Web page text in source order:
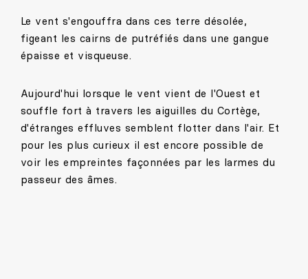
Le vent s'engouffra dans ces terre désolée,
figeant les cairns de putréfiés dans une gangue
épaisse et visqueuse.
Aujourd'hui lorsque le vent vient de l'Ouest et
souffle fort à travers les aiguilles du Cortège,
d'étranges effluves semblent flotter dans l'air. Et
pour les plus curieux il est encore possible de
voir les empreintes façonnées par les larmes du
passeur des âmes.